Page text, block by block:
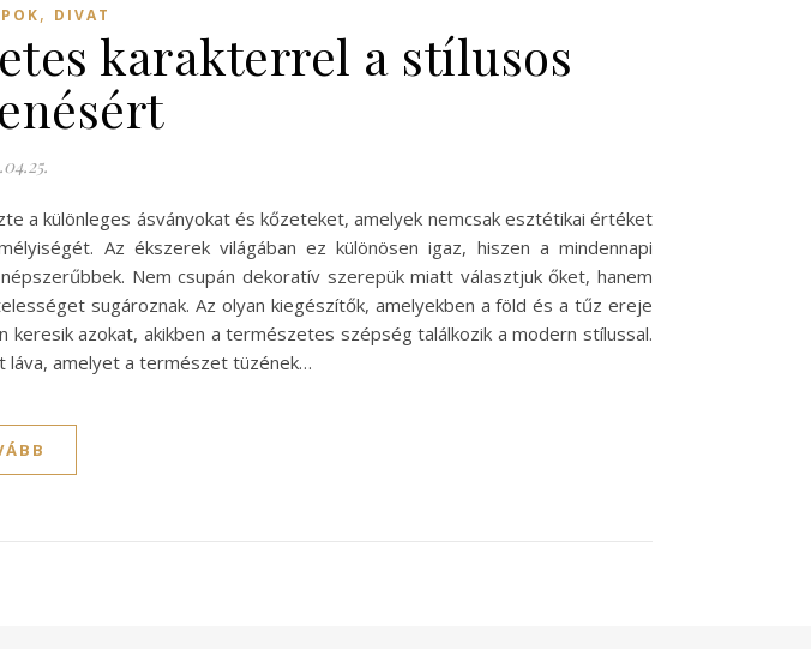
, DIVAT
karakterrel a stílusos
a különleges ásványokat és kőzeteket, amelyek nemcsak esztétikai értéket
Az ékszerek világában ez különösen igaz, hiszen a mindennapi
Nem csupán dekoratív szerepük miatt választjuk őket, hanem
sugároznak. Az olyan kiegészítők, amelyekben a föld és a tűz ereje
azokat, akikben a természetes szépség találkozik a modern stílussal.
láva, amelyet a természet tüzének…